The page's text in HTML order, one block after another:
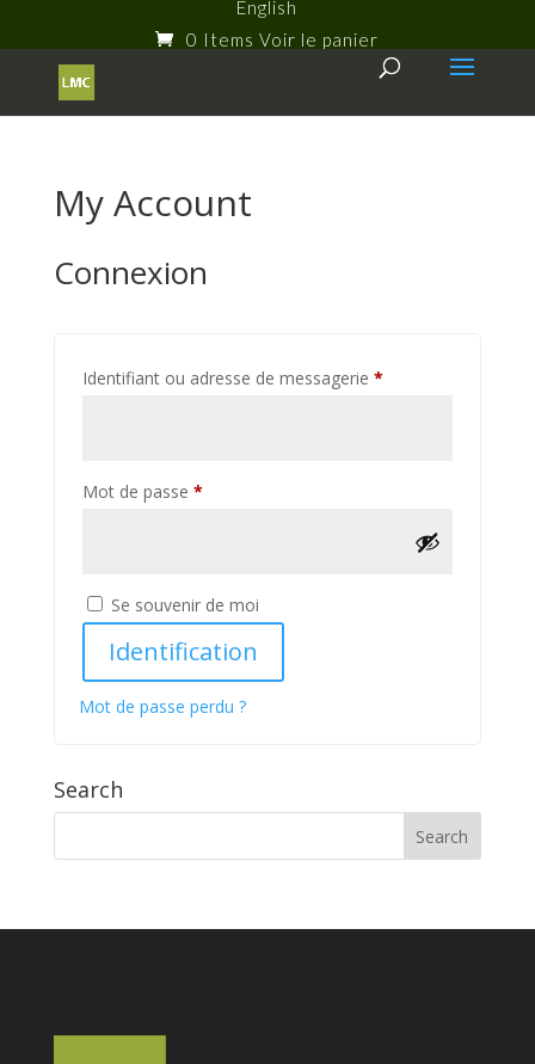
English
0 Items
My Account
Connexion
Identifiant ou adresse de messagerie *Required
Mot de passe *Required
Se souvenir de moi
Identification
Mot de passe perdu ?
Search